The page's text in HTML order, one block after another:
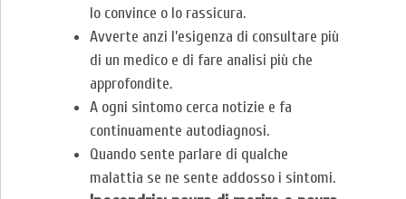
lo convince o lo rassicura.
Avverte anzi l’esigenza di consultare più
di un medico e di fare analisi più che
approfondite.
A ogni sintomo cerca notizie e fa
continuamente autodiagnosi.
Quando sente parlare di qualche
malattia se ne sente addosso i sintomi.